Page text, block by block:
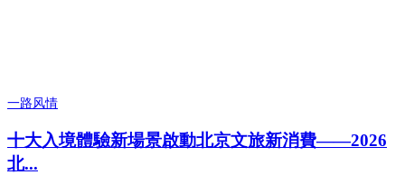
一路风情
十大入境體驗新場景啟動北京文旅新消費——2026
北...